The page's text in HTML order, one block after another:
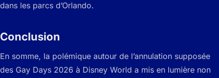
dans les parcs d’Orlando.
Conclusion
En somme, la polémique autour de l’annulation supposée
des Gay Days 2026 à Disney World a mis en lumière non